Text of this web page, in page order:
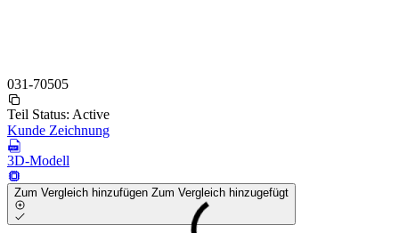
031-70505
Teil Status: Active
Kunde Zeichnung
3D-Modell
Zum Vergleich hinzufügen Zum Vergleich hinzugefügt